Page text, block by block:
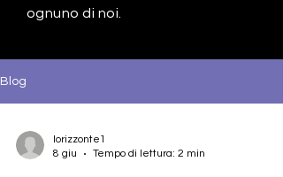
ognuno di noi.
Blog
lorizzonte1
8 giu
Tempo di lettura: 2 min